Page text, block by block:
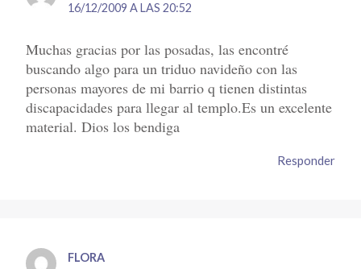
16/12/2009 A LAS 20:52
Muchas gracias por las posadas, las encontré
buscando algo para un triduo navideño con las
personas mayores de mi barrio q tienen distintas
discapacidades para llegar al templo.Es un excelente
material. Dios los bendiga
Responder
FLORA